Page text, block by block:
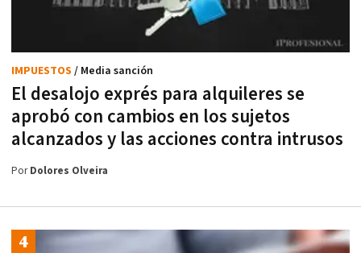
El desalojo exprés para alquileres se
aprobó con cambios en los sujetos
alcanzados y las acciones contra intrusos
IMPUESTOS / Media sanción
PorDolores Olveira